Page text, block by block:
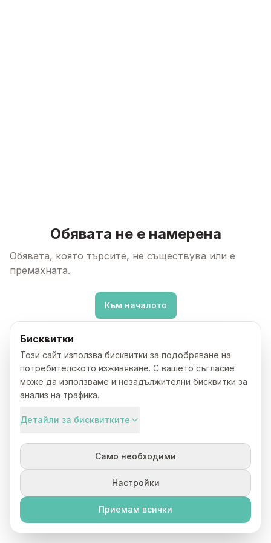
Обявата не е намерена
Обявата, която търсите, не съществува или е
премахната.
Към началото
Бисквитки
Този сайт използва бисквитки за подобряване на
потребителското изживяване. С вашето съгласие
може да използваме и незадължителни бисквитки за
анализ на трафика.
Детайли за бисквитките
Само необходими
Настройки
Приемам всички